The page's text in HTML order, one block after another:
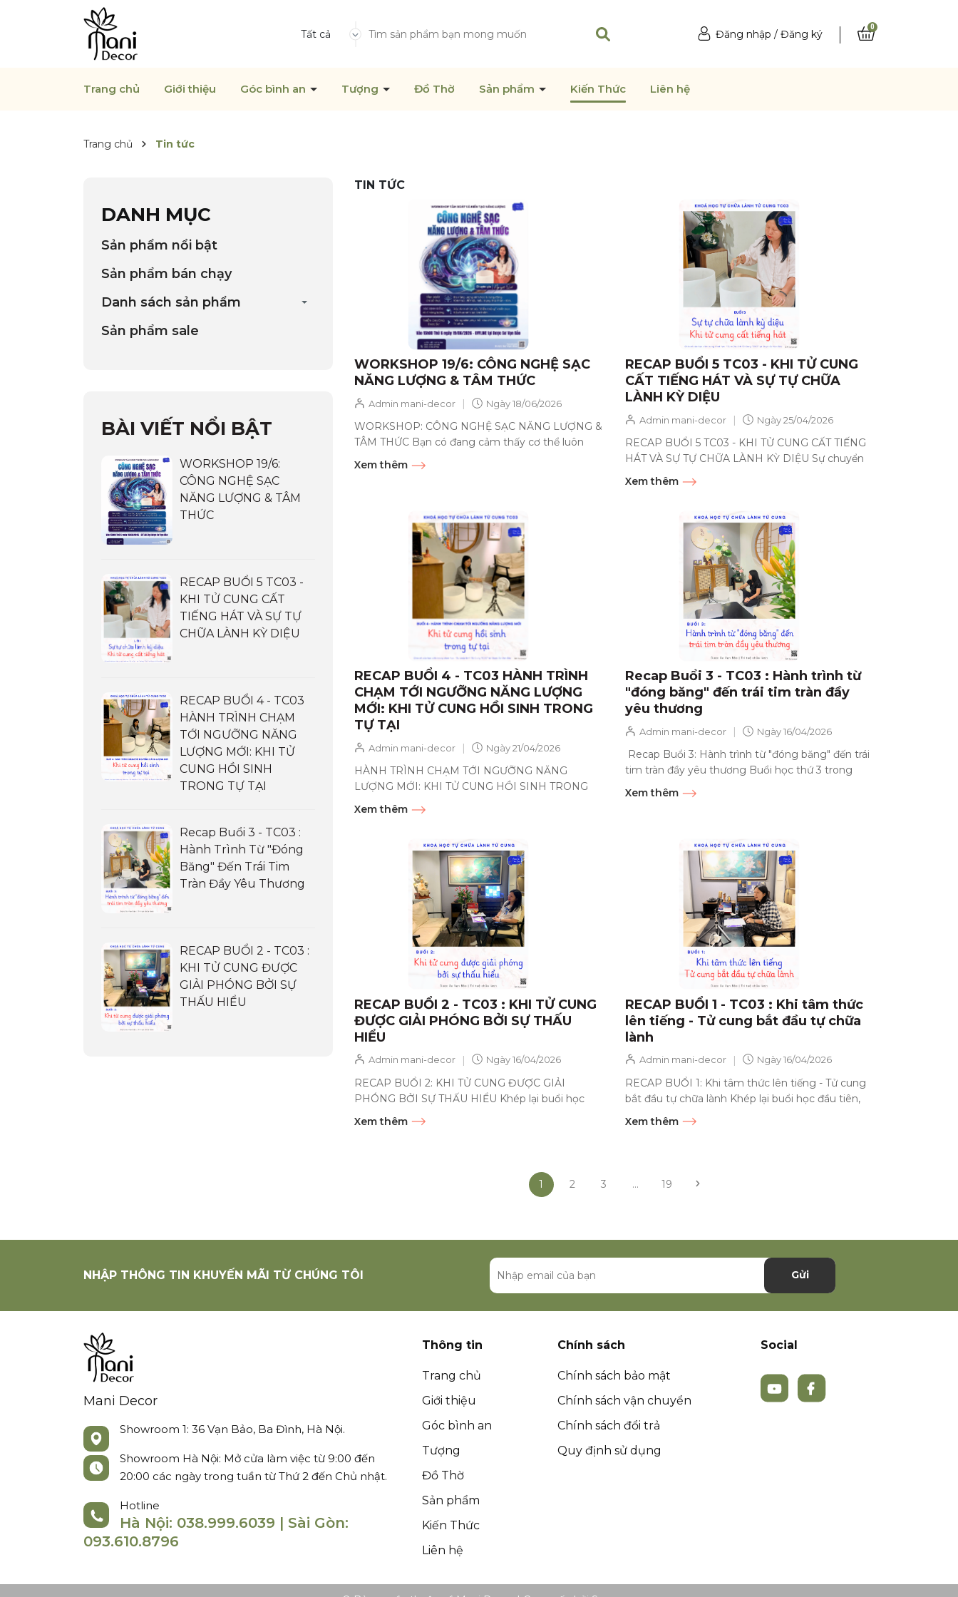
Tất cả Đăng nhập / Đăng ký
0
Trang chủ Giới thiệu Góc bình an Tượng Đồ Thờ Sản phẩm Kiến Thức Liên hệ
Trang chủ Tin tức
TIN TỨC
WORKSHOP 19/6: CÔNG NGHỆ SẠC
NĂNG LƯỢNG & TÂM THỨC
Admin mani-decor | Ngày18/06/2026
WORKSHOP: CÔNG NGHỆ SẠC NĂNG LƯỢNG &
TÂM THỨC Bạn có đang cảm thấy cơ thể luôn
trong trạng thái uể oải, cạn...
Xem thêm
RECAP BUỔI 5 TC03 - KHI TỬ CUNG
CẤT TIẾNG HÁT VÀ SỰ TỰ CHỮA
LÀNH KỲ DIỆU
Admin mani-decor | Ngày25/04/2026
RECAP BUỔI 5 TC03 - KHI TỬ CUNG CẤT TIẾNG
HÁT VÀ SỰ TỰ CHỮA LÀNH KỲ DIỆU Sự chuyển
hóa từ nội tâm đến thân...
Xem thêm
RECAP BUỔI 4 - TC03 HÀNH TRÌNH
CHẠM TỚI NGƯỠNG NĂNG LƯỢNG
MỚI: KHI TỬ CUNG HỒI SINH TRONG
TỰ TẠI
Admin mani-decor Ngày21/04/2026
HÀNH TRÌNH CHẠM TỚI NGƯỠNG NĂNG
LƯỢNG MỚI: KHI TỬ CUNG HỒI SINH TRONG
TỰ TẠI Buổi học thứ 4 đánh dấu một cột mốc
Xem thêm
Recap Buổi 3 - TC03 : Hành trình từ
"đóng băng" đến trái tim tràn đầy
yêu thương
Admin mani-decor Ngày16/04/2026
Recap Buổi 3: Hành trình từ "đóng băng" đến trái
tim tràn đầy yêu thương Buổi học thứ 3 trong
hành trình Tự chữa lành tử...
Xem thêm
RECAP BUỔI 2 - TC03 : KHI TỬ CUNG
ĐƯỢC GIẢI PHÓNG BỞI SỰ THẤU
HIỂU
Admin mani-decor | Ngày16/04/2026
RECAP BUỔI 2: KHI TỬ CUNG ĐƯỢC GIẢI
PHÓNG BỞI SỰ THẤU HIỂU Khép lại buổi học
Xem thêm
RECAP BUỔI 1 - TC03 : Khi tâm thức
lên tiếng - Tử cung bắt đầu tự chữa
lành
Admin mani-decor | Ngày16/04/2026
RECAP BUỔI 1: Khi tâm thức lên tiếng - Tử cung
bắt đầu tự chữa lành Khép lại buổi học đầu tiên,
Xem thêm
1 2 3 ... 19
DANH MỤC
Sản phẩm nổi bật
Sản phẩm bán chạy
Danh sách sản phẩm
Sản phẩm sale
BÀI VIẾT NỔI BẬT
WORKSHOP 19/6:
CÔNG NGHỆ SẠC
NĂNG LƯỢNG & TÂM
THỨC
RECAP BUỔI 5 TC03 -
KHI TỬ CUNG CẤT
TIẾNG HÁT VÀ SỰ TỰ
CHỮA LÀNH KỲ DIỆU
RECAP BUỔI 4 - TC03
HÀNH TRÌNH CHẠM
TỚI NGƯỠNG NĂNG
LƯỢNG MỚI: KHI TỬ
CUNG HỒI SINH
TRONG TỰ TẠI
Recap Buổi 3 - TC03 :
Hành Trình Từ "đóng
Băng" Đến Trái Tim
Tràn Đầy Yêu Thương
RECAP BUỔI 2 - TC03 :
KHI TỬ CUNG ĐƯỢC
GIẢI PHÓNG BỞI SỰ
THẤU HIỂU
NHẬP THÔNG TIN KHUYẾN MÃI TỪ CHÚNG TÔI Gửi
Mani Decor
Showroom 1: 36 Vạn Bảo, Ba Đình, Hà Nội.
Showroom Hà Nội: Mở cửa làm việc từ 9:00 đến
20:00 các ngày trong tuần từ Thứ 2 đến Chủ nhật.
Hotline
Hà Nội: 038.999.6039 | Sài Gòn:
093.610.8796
Thông tin
Trang chủ
Giới thiệu
Góc bình an
Tượng
Đồ Thờ
Sản phẩm
Kiến Thức
Liên hệ
Chính sách
Chính sách bảo mật
Chính sách vận chuyển
Chính sách đổi trả
Quy định sử dụng
Social